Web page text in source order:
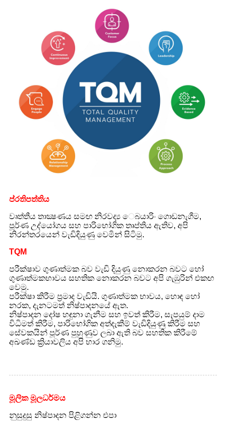
ප්රතිපත්තිය
වෘත්තීය තාක්‍ෂණය සමඟ නිරවද්‍ය ෙබයාරිං ගොඩනැගීම,
පූර්ණ උද්යෝගය සහ පාරිභෝගික තෘප්තිය ඇතිව, අපි
නිරන්තරයෙන් වැඩිදියුණු වෙමින් සිටිමු.
TQM
පරීක්ෂාව ගුණාත්මක බව වැඩි දියුණු නොකරන බවට හෝ
ගුණාත්මකභාවය සහතික නොකරන බවට අපි ගැඹුරින් එකඟ
වෙමු.
පරීක්ෂා කිරීම ප්‍රමාද වැඩියි. ගුණාත්මක භාවය, හොඳ හෝ
නරක, දැනටමත් නිෂ්පාදනයේ ඇත.
නිෂ්පාදන දෝෂ හඳුනා ගැනීම සහ ඉවත් කිරීම, සැපයුම් දාම
විධිමත් කිරීම, පාරිභෝගික අත්දැකීම් වැඩිදියුණු කිරීම සහ
සේවකයින් පූර්ණ පුහුණුව ලබා ඇති බව සහතික කිරීමේ
අඛණ්ඩ ක්‍රියාවලිය අපි භාර ගනිමු.
මූලික මූලධර්මය
නුසුදුසු නිෂ්පාදන පිළිගන්න එපා